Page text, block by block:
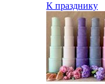
К празднику